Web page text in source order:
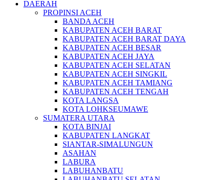
DAERAH
PROPINSI ACEH
BANDA ACEH
KABUPATEN ACEH BARAT
KABUPATEN ACEH BARAT DAYA
KABUPATEN ACEH BESAR
KABUPATEN ACEH JAYA
KABUPATEN ACEH SELATAN
KABUPATEN ACEH SINGKIL
KABUPATEN ACEH TAMIANG
KABUPATEN ACEH TENGAH
KOTA LANGSA
KOTA LOHKSEUMAWE
SUMATERA UTARA
KOTA BINJAI
KABUPATEN LANGKAT
SIANTAR-SIMALUNGUN
ASAHAN
LABURA
LABUHANBATU